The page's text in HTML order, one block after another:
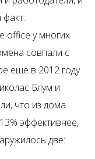
office у многих
совпали с
еще в 2012 году
Блум и
что из дома
эффективнее,
две: